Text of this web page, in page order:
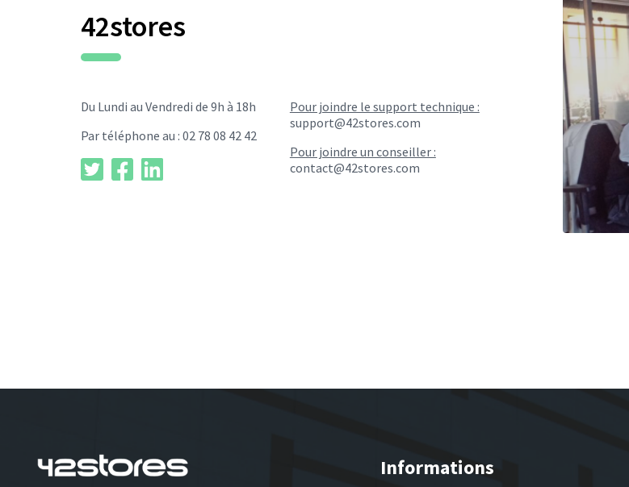
42stores
Du Lundi au Vendredi de 9h à 18h
Par téléphone au : 02 78 08 42 42
Pour joindre le support technique :
support@42stores.com
Pour joindre un conseiller :
contact@42stores.com
Informations